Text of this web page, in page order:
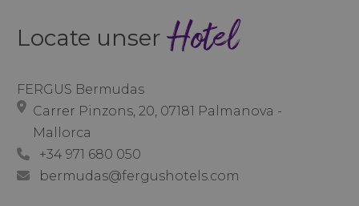
Locate unser Hotel
FERGUS Bermudas
Carrer Pinzons, 20, 07181 Palmanova -
Mallorca
+34 971 680 050
bermudas@fergushotels.com